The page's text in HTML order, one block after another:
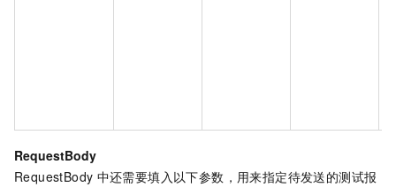
RequestBody
RequestBody 中还需要填入以下参数，用来指定待发送的测试报